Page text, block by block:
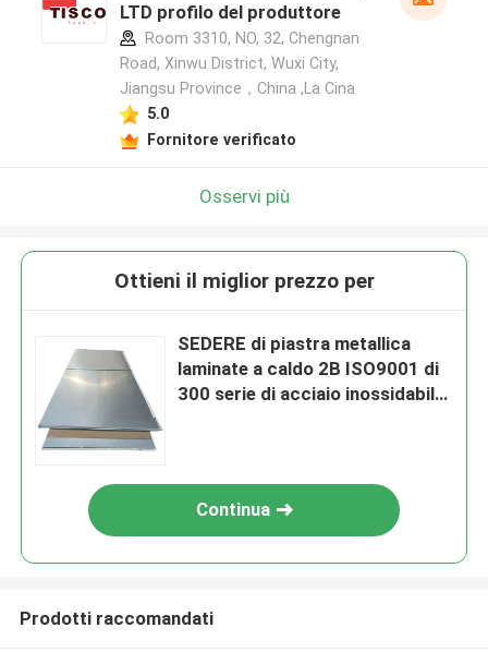
LTD profilo del produttore
Room 3310, NO, 32, Chengnan
Road, Xinwu District, Wuxi City,
Jiangsu Province，China ,La Cina
5.0
Fornitore verificato
Osservi più
Ottieni il miglior prezzo per
SEDERE di piastra metallica
laminate a caldo 2B ISO9001 di
300 serie di acciaio inossidabile
Continua
Prodotti raccomandati